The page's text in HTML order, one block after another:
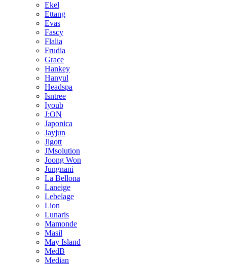
Ekel
Ettang
Evas
Fascy
Flalia
Frudia
Grace
Hankey
Hanyul
Headspa
Isntree
Iyoub
J:ON
Japonica
Jayjun
Jigott
JMsolution
Joong Won
Jungnani
La Bellona
Laneige
Lebelage
Lion
Lunaris
Mamonde
Masil
May Island
MedB
Median